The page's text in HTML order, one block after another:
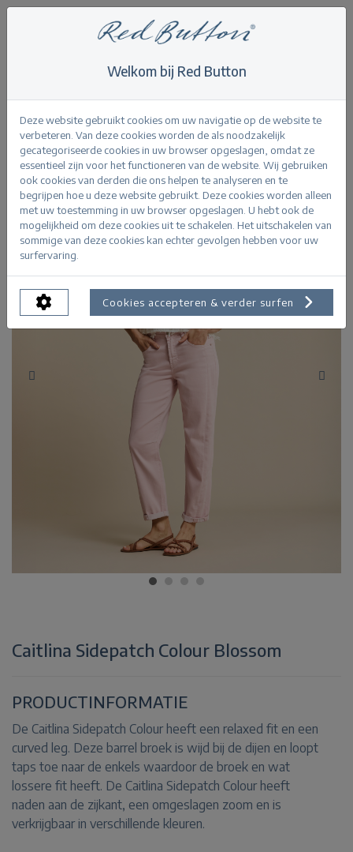
Caitlina Sidepatch Colour
Terug
Caitlina Sidepatch Colour Blossom
PRODUCTINFORMATIE
De Caitlina Sidepatch Colour heeft een relaxed fit en een
curved leg. Deze barrel broek is wijd bij de dijen en loopt
taps toe naar de enkels waardoor de broek en wat
lossere fit heeft. De Caitlina Sidepatch Colour heeft
naden aan de zijkant, een omgeslagen zoom en is
verkrijgbaar in verschillende kleuren.
Welkom bij Red Button
Deze website gebruikt cookies om uw navigatie op de website te
verbeteren. Van deze cookies worden de als noodzakelijk
gecategoriseerde cookies in uw browser opgeslagen, omdat ze
essentieel zijn voor het functioneren van de website. Wij gebruiken
ook cookies van derden die ons helpen te analyseren en te
begrijpen hoe u deze website gebruikt. Deze cookies worden alleen
met uw toestemming in uw browser opgeslagen. U hebt ook de
mogelijkheid om deze cookies uit te schakelen. Het uitschakelen van
sommige van deze cookies kan echter gevolgen hebben voor uw
surfervaring.
Cookies accepteren & verder surfen